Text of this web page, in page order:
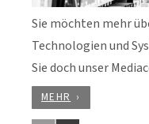
Sie möchten mehr
Technologien und
Sie doch unser
MEHR